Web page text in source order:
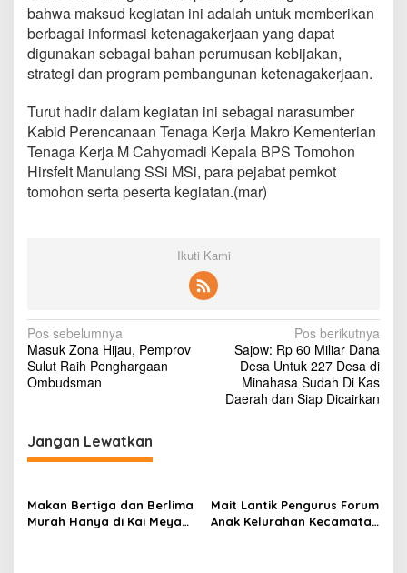
bahwa maksud kegiatan ini adalah untuk memberikan
berbagai informasi ketenagakerjaan yang dapat
digunakan sebagai bahan perumusan kebijakan,
strategi dan program pembangunan ketenagakerjaan.
Turut hadir dalam kegiatan ini sebagai narasumber
Kabid Perencanaan Tenaga Kerja Makro Kementerian
Tenaga Kerja M Cahyomadi Kepala BPS Tomohon
Hirsfelt Manulang SSi MSi, para pejabat pemkot
tomohon serta peserta kegiatan.(mar)
Ikuti Kami
N
a
v
g
a
i
Pos sebelumnya
Masuk Zona Hijau, Pemprov
Sulut Raih Penghargaan
Ombudsman
Pos berikutnya
Sajow: Rp 60 Miliar Dana
Desa Untuk 227 Desa di
Minahasa Sudah Di Kas
Daerah dan Siap Dicairkan
Jangan Lewatkan
Makan Bertiga dan Berlima
Murah Hanya di Kai Meya
Mait Lantik Pengurus Forum
Anak Kelurahan Kecamatan